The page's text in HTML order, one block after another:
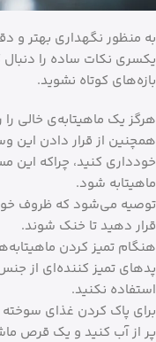
به منظور نگهداری بهتر و
یکسری نکات ساده را
بازه‌های کوتاه نشوید.
هرگز یک ماهیتابه‌ی خالی
همچنین از قرار دادن این
خودداری کنید، چراکه این
ماهیتابه شود.
توصیه می‌شود که ظروف
قرار دهید تا خنک شوند.
هنگام تمیز کردن
پدهای تمیز کننده‌ای از
استفاده نکنید.
برای پاک کردن غذای سوخته
پر از آب کنید و یک قرص